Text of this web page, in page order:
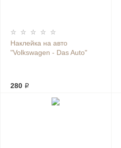
Наклейка на авто
"Volkswagen - Das Auto"
280 ₽